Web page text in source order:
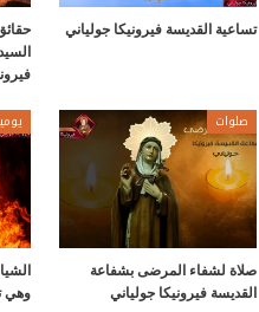
تساعية القديسة فيرونيكا جولياني
صلوات
صلاة لشفاء المرضى بشفاعة
القديسة فيرونيكا جولياني
وهي